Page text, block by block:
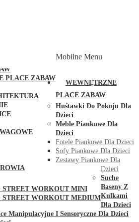
PLACE ZABAW
STREET WORKOUT MINI
STREET WORKOUT MEDIUM
Mobilne Menu
WEWNĘTRZNE
PLACE ZABAW
Huśtawki Do Pokoju Dla
Dzieci
Meble Piankowe Dla
Dzieci
Fotele Piankowe Dla Dzieci
Sofy Piankowe Dla Dzieci
Zestawy Piankowe Dla
Dzieci
Suche
Baseny Z
Kulkami
Dla Dzieci
Manipulacyjne I Sensoryczne Dla Dzieci